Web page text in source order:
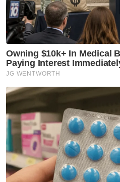
membabitkan isterinya
pembantu peribadi,
tersebut masih dalam
Namun sebagai
dengan Uqasha, dia
mangsa kecaman
mengetahui perihal